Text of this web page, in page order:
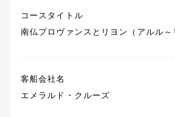
コースタイトル
南仏プロヴァンスとリヨン（アルル～
客船会社名
エメラルド・クルーズ